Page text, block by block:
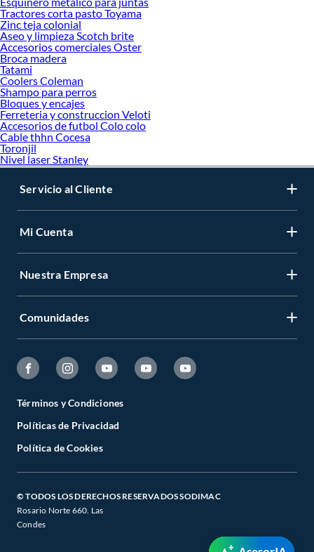
Tractores corta pasto Toyama
Zinc teja colonial
Aseo y limpieza Scotch brite
Accesorios comerciales Oster
Broca madera
Tatami
Coolers Coleman
Shampo para perros
Bloques y encajes
Ferreteria y construccion Veloti
Accesorios de futbol Colo colo
Cable thhn Cocesa
Toronjil
Nivel laser Stanley
Servicio al Cliente
Mi Cuenta
Nuestra Empresa
Comunidades
Términos y Condiciones
Políticas de Privacidad
Política de Cookies
© TODOS LOS DERECHOS RESERVADOS SODIMAC
Rosario Norte 660. Las
Condes